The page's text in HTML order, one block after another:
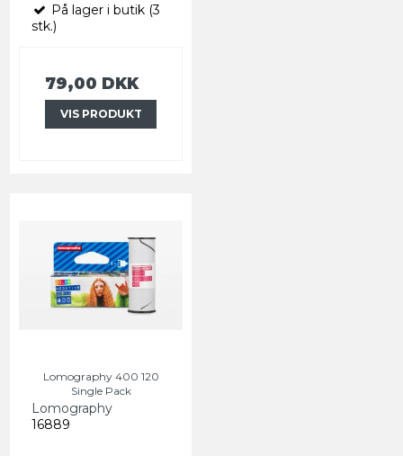
På lager i butik (3
stk.)
79,00 DKK
VIS PRODUKT
Lomography 400 120
Single Pack
Lomography
16889